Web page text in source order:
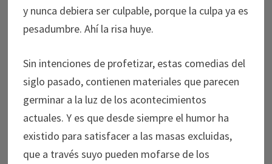
y nunca debiera ser culpable, porque la culpa ya es
pesadumbre. Ahí la risa huye.
Sin intenciones de profetizar, estas comedias del
siglo pasado, contienen materiales que parecen
germinar a la luz de los acontecimientos
actuales. Y es que desde siempre el humor ha
existido para satisfacer a las masas excluidas,
que a través suyo pueden mofarse de los